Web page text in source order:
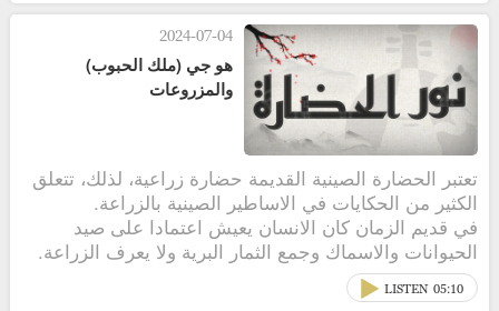
2024-07-04
هو جي (ملك الحبوب)
والمزروعات
تعتبر الحضارة الصينية القديمة حضارة زراعية، لذلك، تتعلق
الكثير من الحكايات في الاساطير الصينية بالزراعة.
في قديم الزمان كان الانسان يعيش اعتمادا على صيد
الحيوانات والاسماك وجمع الثمار البرية ولا يعرف الزراعة.
LISTEN 05:10